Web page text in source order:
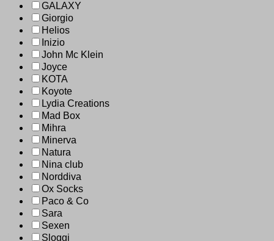
GALAXY
Giorgio
Helios
Inizio
John Mc Klein
Joyce
KOTA
Koyote
Lydia Creations
Mad Box
Mihra
Minerva
Natura
Nina club
Norddiva
Ox Socks
Paco & Co
Sara
Sexen
Sloggi